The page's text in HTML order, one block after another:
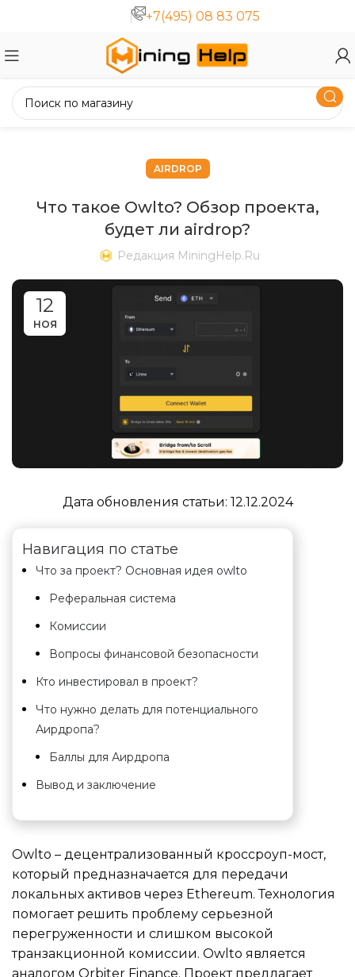
+7(495) 08 83 075
AIRDROP
Что такое Owlto? Обзор проекта,
будет ли airdrop?
Редакция MiningHelp.ru
12
НОЯ
Дата обновления статьи: 12.12.2024
Навигация по статье
Что за проект? Основная идея owlto
Реферальная система
Комиссии
Вопросы финансовой безопасности
Кто инвестировал в проект?
Что нужно делать для потенциального
Аирдропа?
Баллы для Аирдропа
Вывод и заключение
Owlto – децентрализованный кроссроуп-мост,
который предназначается для передачи
локальных активов через Ethereum. Технология
помогает решить проблему серьезной
перегруженности и слишком высокой
транзакционной комиссии. Owlto является
аналогом Orbiter Finance. Проект предлагает